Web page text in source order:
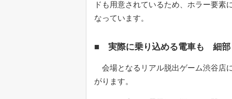
ドも用意されているため、ホラー要素
なっています。
■ 実際に乗り込める電車も 細部
会場となるリアル脱出ゲーム渋谷店
がります。